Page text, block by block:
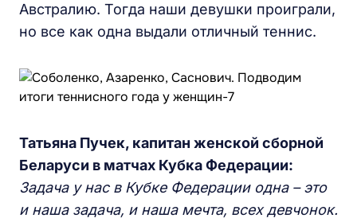
Австралию. Тогда наши девушки проиграли,
но все как одна выдали отличный теннис.
Татьяна Пучек, капитан женской сборной
Беларуси в матчах КубкаФедерации:
Задача у нас в Кубке Федерации одна – это
и наша задача, и наша мечта, всех девчонок.